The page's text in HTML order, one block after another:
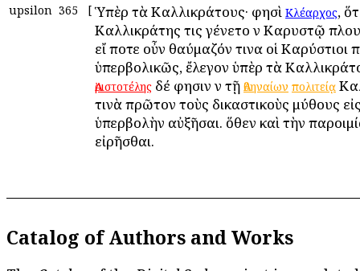
upsilon 365 [ Ὑπὲρ τὰ Καλλικράτους· φησὶ Κλέαρχος,
Καλλικράτης τις ἐγένετο ἐν Καρυστῷ
εἴ ποτε οὖν ἐθαύμαζόν τινα οἱ Καρύστιοι
ὑπερβολικῶς, ἔλεγον ὑπὲρ τὰ
Ἀριστοτέλης δέ φησιν ἐν τῇ Ἀθηναίων πολιτείᾳ
τινὰ πρῶτον τοὺς δικαστικοὺς μύθους
ὑπερβολὴν αὐξῆσαι. ὅθεν καὶ τὴν
εἰρῆσθαι.
Catalog of Authors and Works